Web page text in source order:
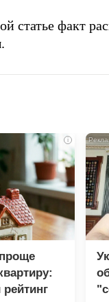
статье факт
i